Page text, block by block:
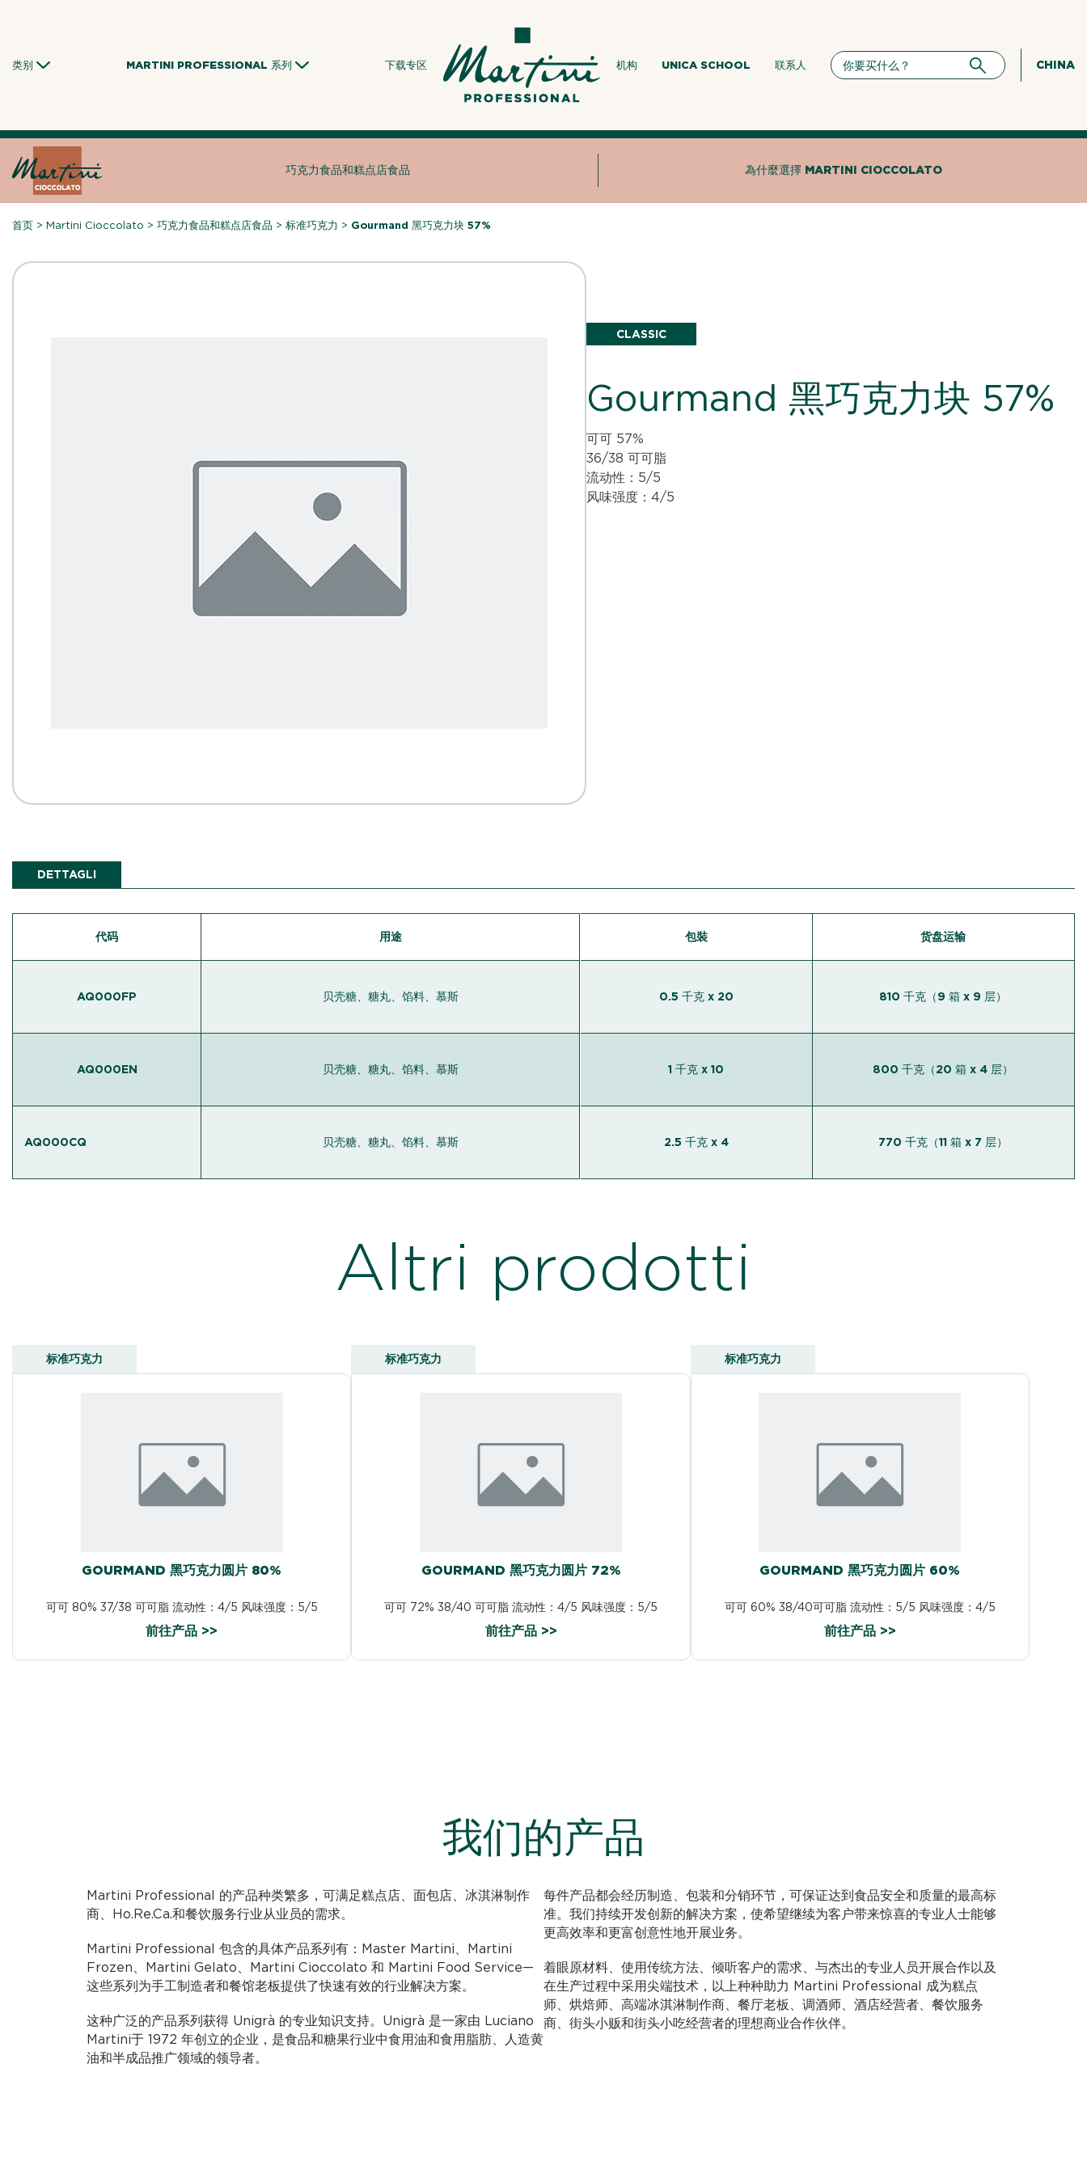
类别 MARTINI PROFESSIONAL 系列 下载专区 机构 UNICA SCHOOL 联系人 CHINA
巧克力食品和糕点店食品 為什麼選擇 MARTINI CIOCCOLATO
首页 >Martini Cioccolato >巧克力食品和糕点店食品 >标准巧克力 > Gourmand 黑巧克力块 57%
CLASSIC
Gourmand 黑巧克力块 57%
可可 57%
36/38 可可脂
流动性：5/5
风味强度：4/5
DETTAGLI
代码 用途
AQ000FP 贝壳糖、糖丸、馅料、慕斯
AQ000EN 贝壳糖、糖丸、馅料、慕斯
AQ000CQ 贝壳糖、糖丸、馅料、慕斯
包裝 货盘运输
0.5 千克 x 20 810 千克（9 箱 x 9 层）
1 千克 x 10 800 千克（20 箱 x 4 层）
2.5 千克 x 4 770 千克（11 箱 x 7 层）
Altri prodotti
标准巧克力
GOURMAND 黑巧克力圆片 80%
可可 80% 37/38 可可脂 流动性：4/5 风味强度：5/5
前往产品 >>
标准巧克力
GOURMAND 黑巧克力圆片 72%
可可 72% 38/40 可可脂 流动性：4/5 风味强度：5/5
前往产品 >>
标准巧克力
GOURMAND 黑巧克力圆片 60%
可可 60% 38/40可可脂 流动性：5/5 风味强度：4/5
前往产品 >>
我们的产品
Martini Professional 的产品种类繁多，可满足糕点店、面包店、冰淇淋制作
商、Ho.Re.Ca.和餐饮服务行业从业员的需求。
Martini Professional 包含的具体产品系列有：Master Martini、Martini
Frozen、Martini Gelato、Martini Cioccolato 和 Martini Food Service—
这些系列为手工制造者和餐馆老板提供了快速有效的行业解决方案。
这种广泛的产品系列获得 Unigrà 的专业知识支持。Unigrà 是一家由 Luciano
Martini于 1972 年创立的企业，是食品和糖果行业中食用油和食用脂肪、人造黄
油和半成品推广领域的领导者。
每件产品都会经历制造、包装和分销环节，可保证达到食品安全和质量的最高标
准。我们持续开发创新的解决方案，使希望继续为客户带来惊喜的专业人士能够
更高效率和更富创意性地开展业务。
着眼原材料、使用传统方法、倾听客户的需求、与杰出的专业人员开展合作以及
在生产过程中采用尖端技术，以上种种助力 Martini Professional 成为糕点
师、烘焙师、高端冰淇淋制作商、餐厅老板、调酒师、酒店经营者、餐饮服务
商、街头小贩和街头小吃经营者的理想商业合作伙伴。